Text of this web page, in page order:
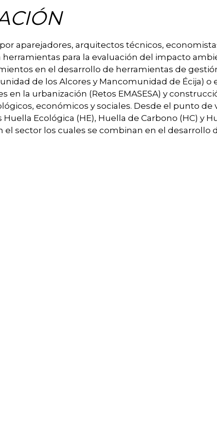
aparejadores, arquitectos técnicos,
herramientas para la evaluación del impacto
en el desarrollo de herramientas de
de los Alcores y Mancomunidad de Écija) o
en la urbanización (Retos EMASESA) y
económicos y sociales. Desde el punto de
Ecológica (HE), Huella de Carbono (HC) y
el sector los cuales se combinan en el desarrollo